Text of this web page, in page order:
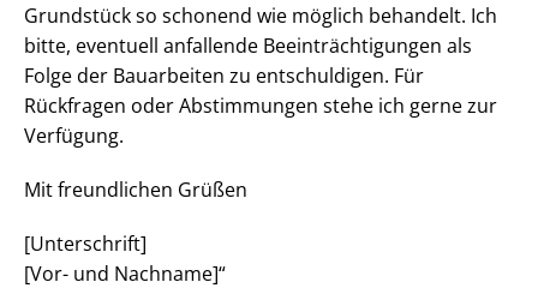
Grundstück so schonend wie möglich behandelt. Ich
bitte, eventuell anfallende Be­ein­träch­ti­gun­gen als
Folge der Bauarbeiten zu entschuldigen. Für
Rückfragen oder Abstimmungen stehe ich gerne zur
Verfügung.
Mit freundlichen Grüßen
[Unterschrift]
[Vor- und Nachname]“